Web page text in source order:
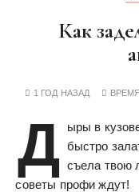
Как
1 ГОД НАЗАД
Д
ыры в
быстро
съела твою
советы профи ждут!